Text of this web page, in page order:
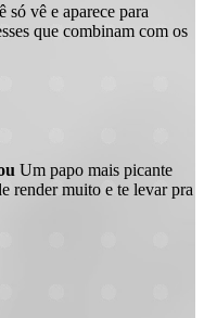
só vê e aparece para
que combinam com os
Um papo mais picante
render muito e te levar pra